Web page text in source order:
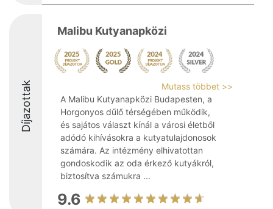
Díjazottak
Malibu Kutyanapközi
Mutass többet >>
A Malibu Kutyanapközi Budapesten, a
Horgonyos dűlő térségében működik,
és sajátos választ kínál a városi életből
adódó kihívásokra a kutyatulajdonosok
számára. Az intézmény elhivatottan
gondoskodik az oda érkező kutyákról,
biztosítva számukra ...
9.6